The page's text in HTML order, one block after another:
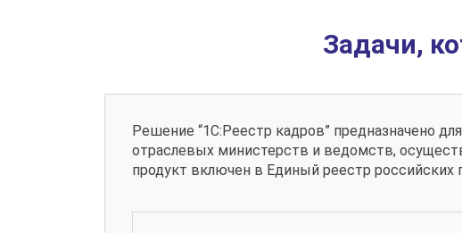
Задачи,
Решение “1С:Реестр кадров” предназначено
отраслевых министерств и ведомств,
продукт включен в Единый реестр